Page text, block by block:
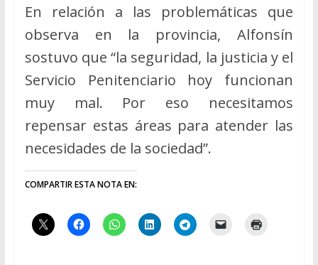
En relación a las problemáticas que
observa en la provincia, Alfonsín
sostuvo que “la seguridad, la justicia y el
Servicio Penitenciario hoy funcionan
muy mal. Por eso necesitamos
repensar estas áreas para atender las
necesidades de la sociedad”.
COMPARTIR ESTA NOTA EN: